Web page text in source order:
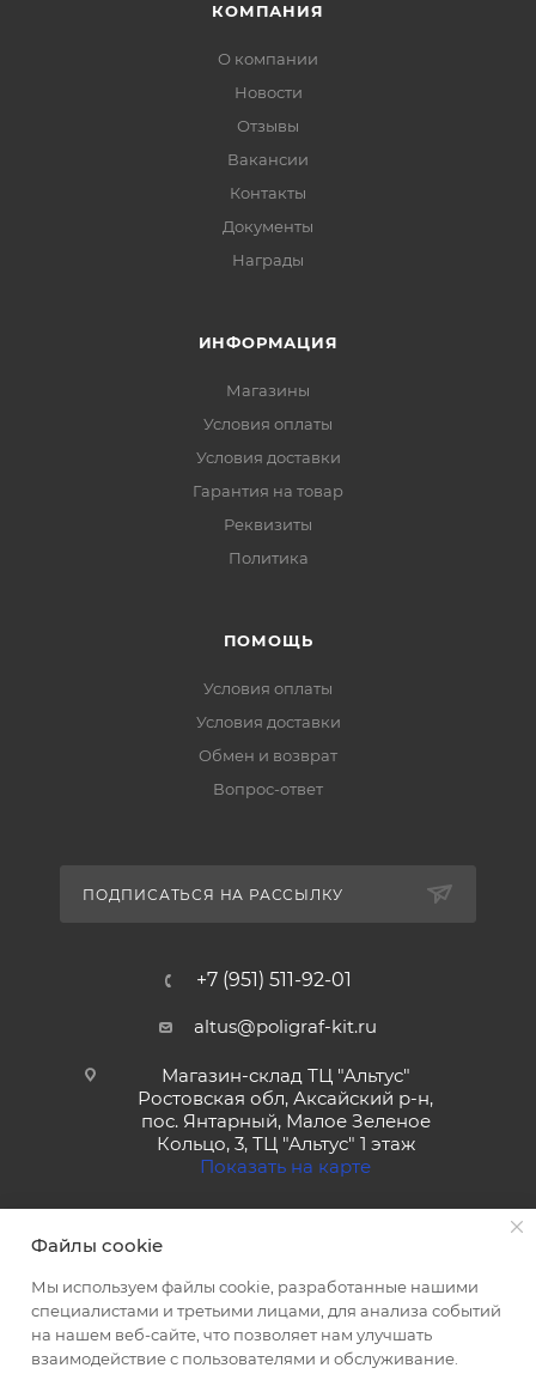
КОМПАНИЯ
О компании
Новости
Отзывы
Вакансии
Контакты
Документы
Награды
ИНФОРМАЦИЯ
Магазины
Условия оплаты
Условия доставки
Гарантия на товар
Реквизиты
Политика
ПОМОЩЬ
Условия оплаты
Условия доставки
Обмен и возврат
Вопрос-ответ
ПОДПИСАТЬСЯ НА РАССЫЛКУ
+7 (951) 511-92-01
altus@poligraf-kit.ru
Магазин-склад ТЦ "Альтус"
Ростовская обл, Аксайский р-н,
пос. Янтарный, Малое Зеленое
Кольцо, 3, ТЦ "Альтус" 1 этаж
Показать на карте
2026 © Полиграф кит - интернет-магазин
Файлы cookie
Мы используем файлы cookie, разработанные нашими
специалистами и третьими лицами, для анализа событий
на нашем веб-сайте, что позволяет нам улучшать
взаимодействие с пользователями и обслуживание.